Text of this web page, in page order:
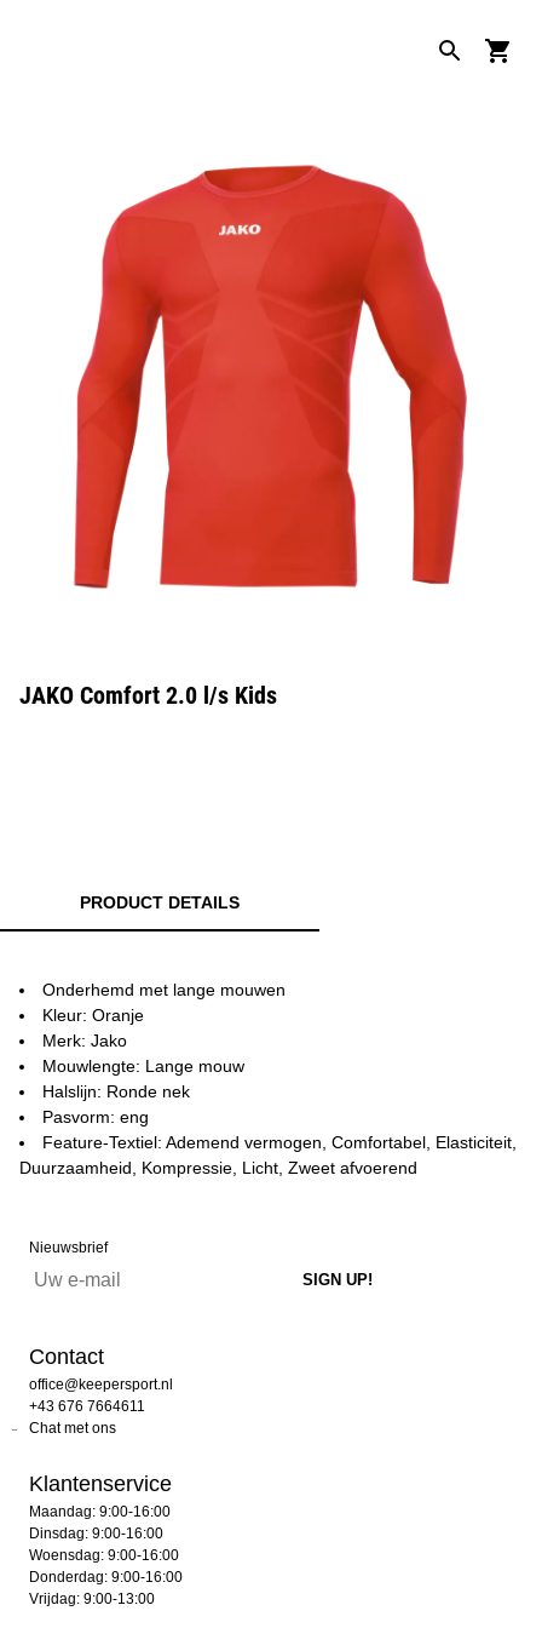
JAKO Comfort 2.0 l/s Kids
PRODUCT DETAILS
Onderhemd met lange mouwen
Kleur: Oranje
Merk: Jako
Mouwlengte: Lange mouw
Halslijn: Ronde nek
Pasvorm: eng
Feature-Textiel: Ademend vermogen, Comfortabel, Elasticiteit,
Duurzaamheid, Kompressie, Licht, Zweet afvoerend
Nieuwsbrief
Contact
office@keepersport.nl
+43 676 7664611
Chat met ons
Klantenservice
Maandag: 9:00-16:00
Dinsdag: 9:00-16:00
Woensdag: 9:00-16:00
Donderdag: 9:00-16:00
Vrijdag: 9:00-13:00